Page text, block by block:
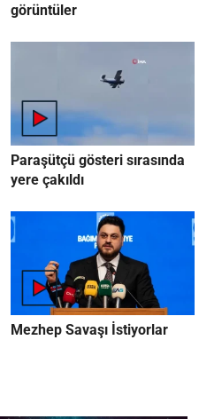
görüntüler
Paraşütçü gösteri sırasında
yere çakıldı
Mezhep Savaşı İstiyorlar